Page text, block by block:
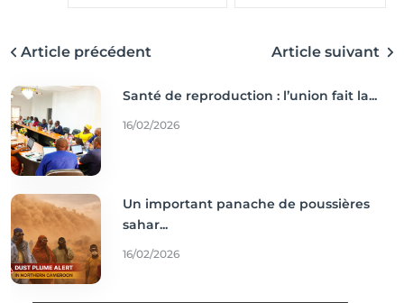
Article précédent Article suivant
Santé de reproduction : l’union fait la...
16/02/2026
Un important panache de poussières
sahar...
16/02/2026